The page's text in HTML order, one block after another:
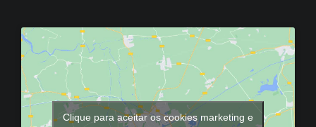
Clique para aceitar os cookies marketing e